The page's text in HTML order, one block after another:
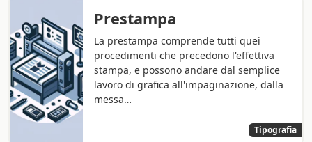
Prestampa
La prestampa comprende tutti quei
procedimenti che precedono l'effettiva
stampa, e possono andare dal semplice
lavoro di grafica all'impaginazione, dalla
messa…
Tipografia